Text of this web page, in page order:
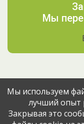
Мы
Мы используем
лучший опыт
Закрывая это